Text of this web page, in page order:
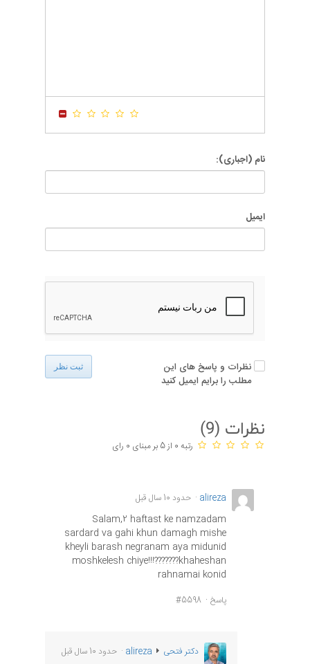
نام (اجباری):
ایمیل
نظرات و پاسخ های این
مطلب را برایم ایمیل کنید
ثبت نظر
نظرات (9
)
رتبه 0 از 5 بر مبنای 0 رای
alireza حدود 10 سال قبل
Salam,2 haftast ke namzadam
sardard va gahi khun damagh mishe
kheyli barash negranam aya midunid
moshkelesh chiye!!!???????khaheshan
rahnamai konid
پاسخ #5598
دکتر فتحی alireza حدود 10 سال قبل